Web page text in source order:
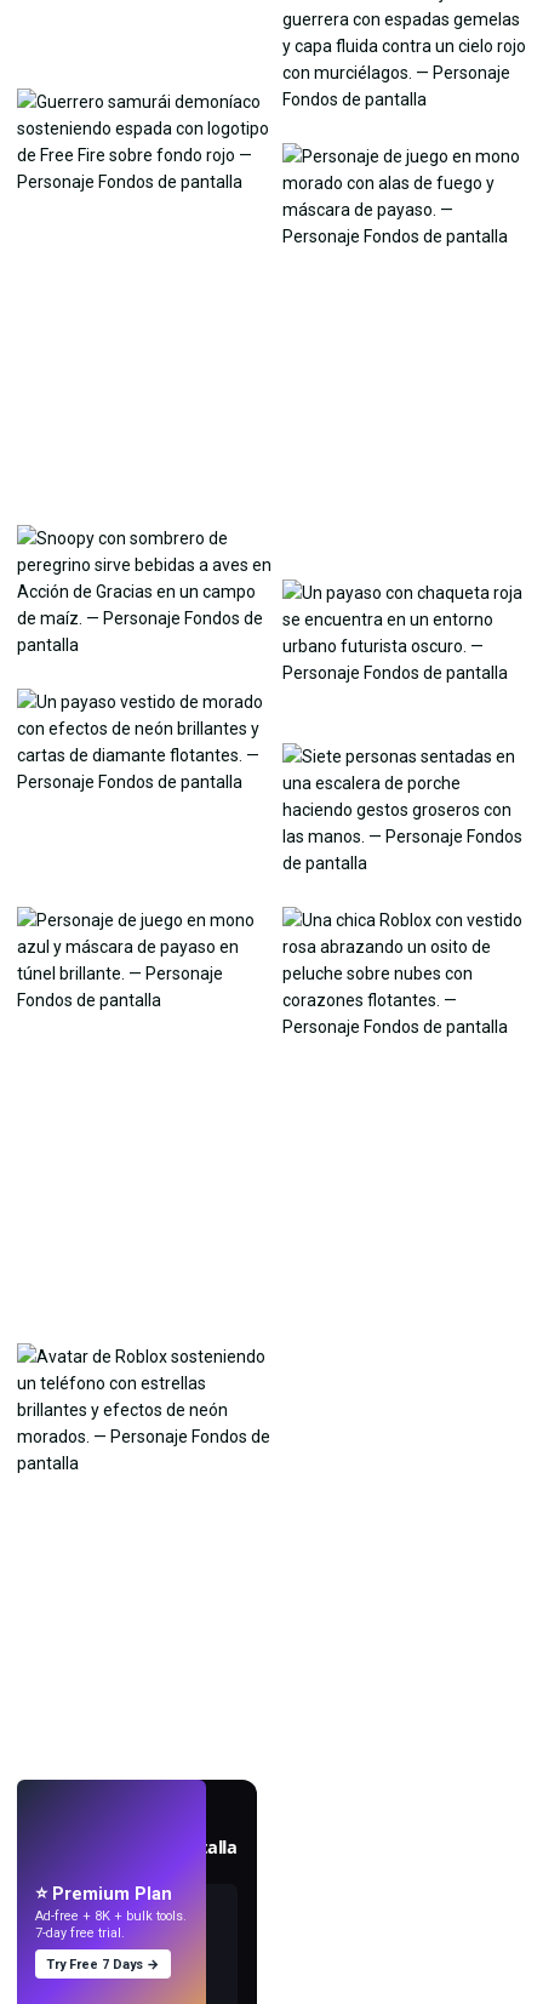
Crea fondos de pantalla
⭐ Premium Plan
Ad-free + 8K + bulk tools.
7-day free trial.
Try Free 7 Days →